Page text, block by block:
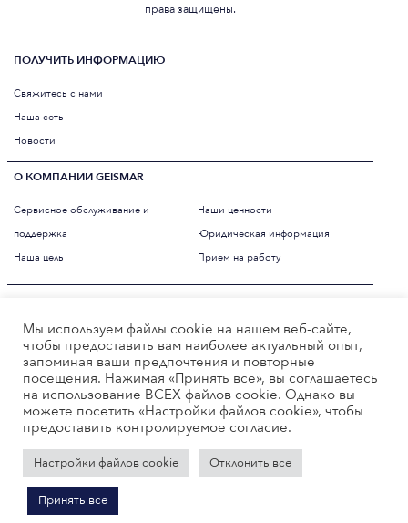
права защищены.
ПОЛУЧИТЬ ИНФОРМАЦИЮ
Свяжитесь с нами
Наша сеть
Новости
О КОМПАНИИ GEISMAR
Сервисное обслуживание и
поддержка
Наши ценности
Юридическая информация
Наша цель
Прием на работу
ЯЗЫК Русский
Мы используем файлы cookie на нашем веб-сайте,
чтобы предоставить вам наиболее актуальный опыт,
запоминая ваши предпочтения и повторные
посещения. Нажимая «Принять все», вы соглашаетесь
на использование ВСЕХ файлов cookie. Однако вы
можете посетить «Настройки файлов cookie», чтобы
предоставить контролируемое согласие.
Настройки файлов cookie Отклонить все
Принять все